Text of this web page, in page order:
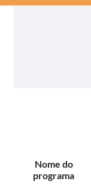
Nome do
programa